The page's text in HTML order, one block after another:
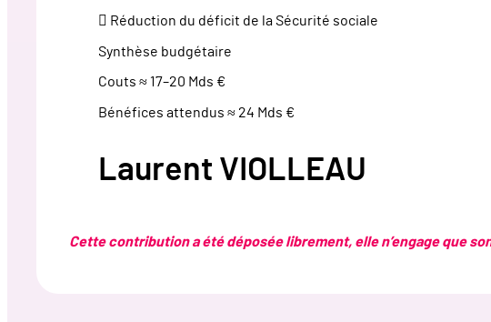
 Réduction du déficit de la Sécurité sociale
Synthèse budgétaire
Couts ≈ 17–20 Mds €
Bénéfices attendus ≈ 24 Mds €
Laurent VIOLLEAU
Cette contribution a été déposée librement, elle n’engage que